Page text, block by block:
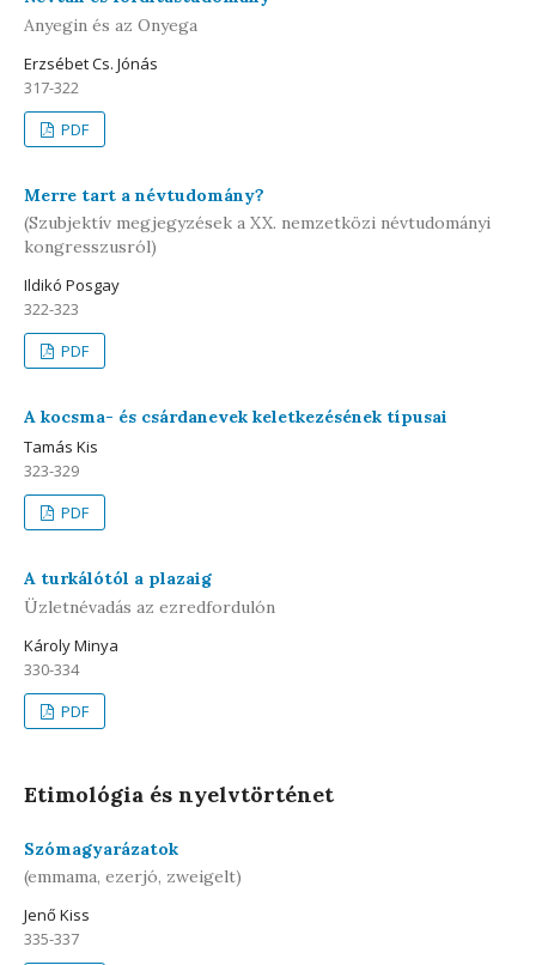
Anyegin és az Onyega
Erzsébet Cs. Jónás
317-322
PDF
Merre tart a névtudomány?
(Szubjektív megjegyzések a XX. nemzetközi névtudományi
kongresszusról)
Ildikó Posgay
322-323
PDF
A kocsma- és csárdanevek keletkezésének típusai
Tamás Kis
323-329
PDF
A turkálótól a plazaig
Üzletnévadás az ezredfordulón
Károly Minya
330-334
PDF
Etimológia és nyelvtörténet
Szómagyarázatok
(emmama, ezerjó, zweigelt)
Jenő Kiss
335-337